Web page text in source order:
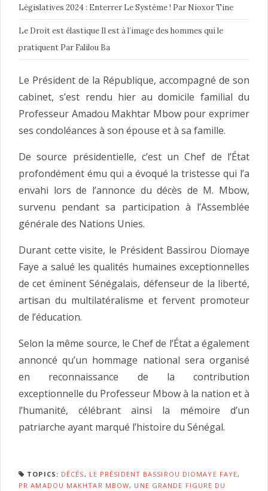
Législatives 2024 : Enterrer Le Système ! Par Nioxor Tine
Le Droit est élastique Il est à l’image des hommes qui le
pratiquent Par Falilou Ba
Le Président de la République, accompagné de son
cabinet, s’est rendu hier au domicile familial du
Professeur Amadou Makhtar Mbow pour exprimer
ses condoléances à son épouse et à sa famille.
De source présidentielle, c’est un Chef de l’État
profondément ému qui a évoqué la tristesse qui l’a
envahi lors de l’annonce du décès de M. Mbow,
survenu pendant sa participation à l’Assemblée
générale des Nations Unies.
Durant cette visite, le Président Bassirou Diomaye
Faye a salué les qualités humaines exceptionnelles
de cet éminent Sénégalais, défenseur de la liberté,
artisan du multilatéralisme et fervent promoteur
de l’éducation.
Selon la même source, le Chef de l’État a également
annoncé qu’un hommage national sera organisé
en reconnaissance de la contribution
exceptionnelle du Professeur Mbow à la nation et à
l’humanité, célébrant ainsi la mémoire d’un
patriarche ayant marqué l’histoire du Sénégal.
TOPICS: DÉCÉS , LE PRÉSIDENT BASSIROU DIOMAYE FAYE,
PR AMADOU MAKHTAR MBOW, UNE GRANDE FIGURE DU